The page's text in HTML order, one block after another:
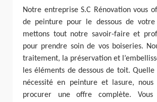
Notre entreprise S.C Rénovation vous
de peinture pour le dessous de
mettons tout notre savoir-faire et
pour prendre soin de vos boiseries.
traitement, la préservation et
les éléments de dessous de toit.
nécessité en peinture et lasure, nous
procurer une offre complète. Vous